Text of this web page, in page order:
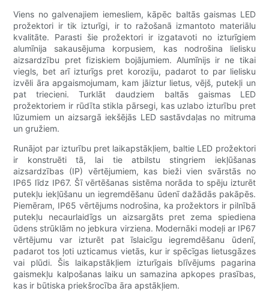
Viens no galvenajiem iemesliem, kāpēc baltās gaismas LED
prožektori ir tik izturīgi, ir to ražošanā izmantoto materiālu
kvalitāte. Parasti šie prožektori ir izgatavoti no izturīgiem
alumīnija sakausējuma korpusiem, kas nodrošina lielisku
aizsardzību pret fiziskiem bojājumiem. Alumīnijs ir ne tikai
viegls, bet arī izturīgs pret koroziju, padarot to par lielisku
izvēli āra apgaismojumam, kam jāiztur lietus, vējš, putekļi un
pat triecieni. Turklāt daudziem baltās gaismas LED
prožektoriem ir rūdīta stikla pārsegi, kas uzlabo izturību pret
lūzumiem un aizsargā iekšējās LED sastāvdaļas no mitruma
un gružiem.
Runājot par izturību pret laikapstākļiem, baltie LED prožektori
ir konstruēti tā, lai tie atbilstu stingriem iekļūšanas
aizsardzības (IP) vērtējumiem, kas bieži vien svārstās no
IP65 līdz IP67. Šī vērtēšanas sistēma norāda to spēju izturēt
putekļu iekļūšanu un iegremdēšanu ūdenī dažādās pakāpēs.
Piemēram, IP65 vērtējums nodrošina, ka prožektors ir pilnībā
putekļu necaurlaidīgs un aizsargāts pret zema spiediena
ūdens strūklām no jebkura virziena. Modernāki modeļi ar IP67
vērtējumu var izturēt pat īslaicīgu iegremdēšanu ūdenī,
padarot tos ļoti uzticamus vietās, kur ir spēcīgas lietusgāzes
vai plūdi. Šis laikapstākļiem izturīgais blīvējums pagarina
gaismekļu kalpošanas laiku un samazina apkopes prasības,
kas ir būtiska priekšrocība āra apstākļiem.